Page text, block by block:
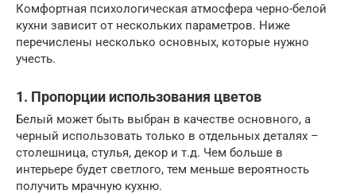
Комфортная психологическая атмосфера черно-белой
кухни зависит от нескольких параметров. Ниже
перечислены несколько основных, которые нужно
учесть.
1. Пропорции использования цветов
Белый может быть выбран в качестве основного, а
черный использовать только в отдельных деталях –
столешница, стулья, декор и т.д. Чем больше в
интерьере будет светлого, тем меньше вероятность
получить мрачную кухню.